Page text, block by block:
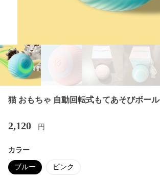
猫 おもちゃ 自動回転式もてあそびボール
2,120 円
カラー
ブルー ピンク